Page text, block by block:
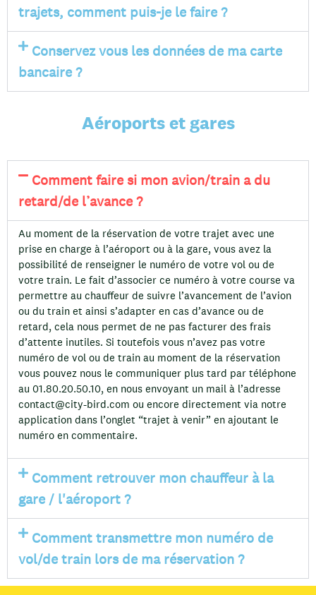
trajets, comment puis-je le faire ?
Conservez vous les données de ma carte
bancaire ?
Aéroports et gares
Comment faire si mon avion/train a du
retard/de l’avance ?
Au moment de la réservation de votre trajet avec une
prise en charge à l’aéroport ou à la gare, vous avez la
possibilité de renseigner le numéro de votre vol ou de
votre train. Le fait d’associer ce numéro à votre course va
permettre au chauffeur de suivre l’avancement de l’avion
ou du train et ainsi s’adapter en cas d’avance ou de
retard, cela nous permet de ne pas facturer des frais
d’attente inutiles. Si toutefois vous n’avez pas votre
numéro de vol ou de train au moment de la réservation
vous pouvez nous le communiquer plus tard par téléphone
au 01.80.20.50.10, en nous envoyant un mail à l’adresse
contact@city-bird.com ou encore directement via notre
application dans l’onglet “trajet à venir” en ajoutant le
numéro en commentaire.
Comment retrouver mon chauffeur à la
gare / l'aéroport ?
Comment transmettre mon numéro de
vol/de train lors de ma réservation ?